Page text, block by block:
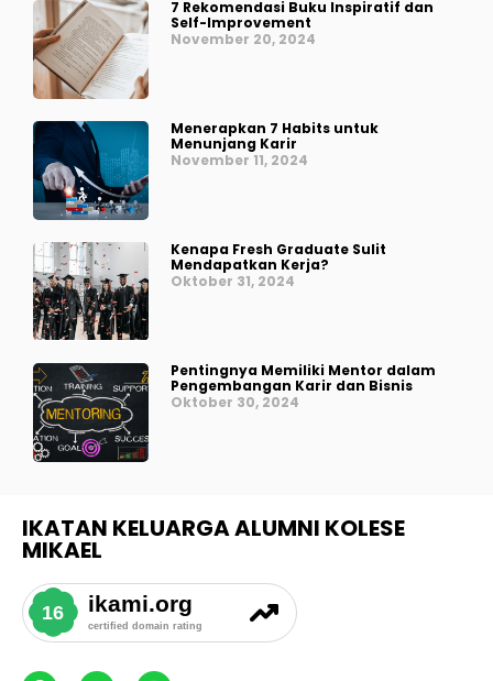
7 Rekomendasi Buku Inspiratif dan
Self-Improvement
November 20, 2024
Menerapkan 7 Habits untuk
Menunjang Karir
November 11, 2024
Kenapa Fresh Graduate Sulit
Mendapatkan Kerja?
Oktober 31, 2024
Pentingnya Memiliki Mentor dalam
Pengembangan Karir dan Bisnis
Oktober 30, 2024
IKATAN KELUARGA ALUMNI KOLESE
MIKAEL